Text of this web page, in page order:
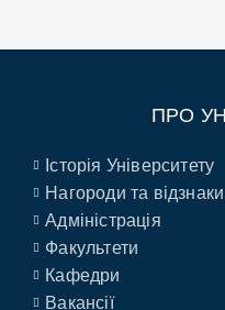
ПРО
Історія Університету
Нагороди та відзнаки
Адміністрація
Факультети
Кафедри
Вакансії